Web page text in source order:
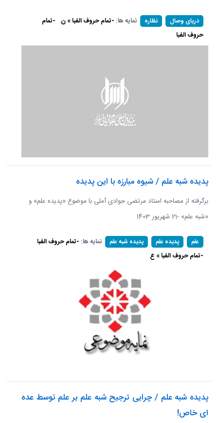
دریای وصال نظاره نمایه ها: -تمام حروف الفبا » ن -تمام
حروف الفبا
پدیده شبه علم / شیوه مبارزه با این پدیده
برگرفته از مصاحبه استاد مرتضی جوادی آملی با موضوع «پدیده علم» و
«شبه علم» -21 شهریور 1403
علم پدیده علم پدیده شبه علم نمایه ها: -تمام حروف الفبا
-تمام حروف الفبا » ع
پدیده شبه علم / چرایی ترجیح شبه علم بر علم توسط عده
ای خاص!